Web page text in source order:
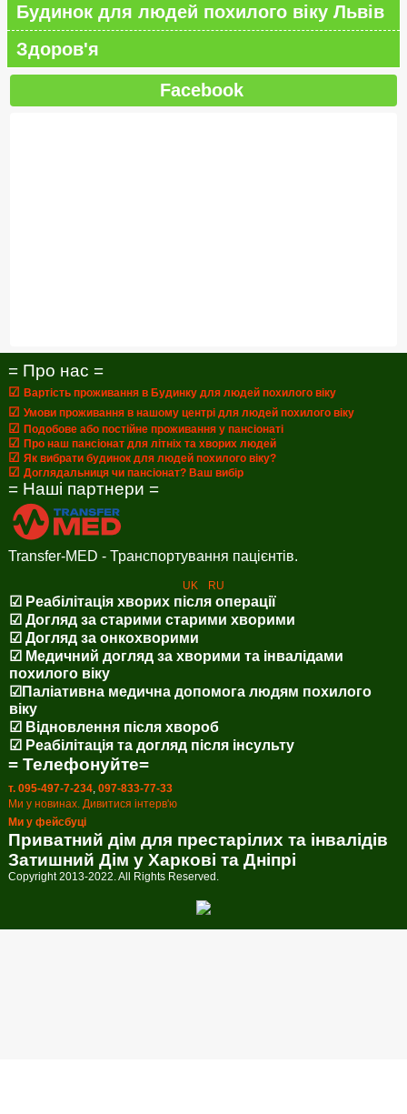
Будинок для людей похилого віку Львів
Здоров'я
Facebook
= Про нас =
☑ Вартість проживання в Будинку для людей похилого віку
☑ Умови проживання в нашому центрі для людей похилого віку
☑ Подобове або постійне проживання у пансіонаті
☑ Про наш пансіонат для літніх та хворих людей
☑ Як вибрати будинок для людей похилого віку?
☑ Доглядальниця чи пансіонат? Ваш вибір
= Наші партнери =
Transfer-MED - Транспортування пацієнтів.
UK RU
☑ Реабілітація хворих після операції
☑ Догляд за старими старими хворими
☑ Догляд за онкохворими
☑ Медичний догляд за хворими та інвалідами
похилого віку
☑Паліативна медична допомога людям похилого
віку
☑ Відновлення після хвороб
☑ Реабілітація та догляд після інсульту
= Телефонуйте=
т. 095-497-7-234, 097-833-77-33
Ми у новинах. Дивитися інтерв'ю
Ми у фейсбуці
Приватний дім для престарілих та інвалідів
Затишний Дім у Харкові та Дніпрі
Copyright 2013-2022. All Rights Reserved.